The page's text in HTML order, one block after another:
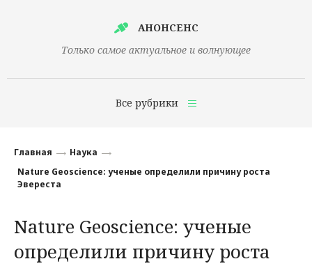
АНОНСЕНС
Только самое актуальное и волнующее
Все рубрики
Финансы
Наука
Культура
Главная
Наука
Nature Geoscience: ученые определили причину роста
Эвереста
Nature Geoscience: ученые
определили причину роста